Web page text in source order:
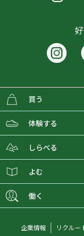
買う
ECMALLの商
取り扱いブラ
ショップブロ
会員募集
体験する
おとな女子登
グラビティリ
しらべる
登山レポート
オンライン
よむ
働く
企業情報 リクルー